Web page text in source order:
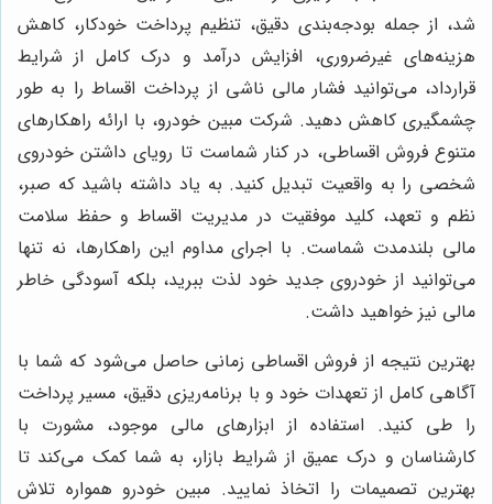
شد، از جمله بودجه‌بندی دقیق، تنظیم پرداخت خودکار، کاهش
هزینه‌های غیرضروری، افزایش درآمد و درک کامل از شرایط
قرارداد، می‌توانید فشار مالی ناشی از پرداخت اقساط را به طور
چشمگیری کاهش دهید. شرکت مبین خودرو، با ارائه راهکارهای
متنوع فروش اقساطی، در کنار شماست تا رویای داشتن خودروی
شخصی را به واقعیت تبدیل کنید. به یاد داشته باشید که صبر،
نظم و تعهد، کلید موفقیت در مدیریت اقساط و حفظ سلامت
مالی بلندمدت شماست. با اجرای مداوم این راهکارها، نه تنها
می‌توانید از خودروی جدید خود لذت ببرید، بلکه آسودگی خاطر
مالی نیز خواهید داشت.
بهترین نتیجه از فروش اقساطی زمانی حاصل می‌شود که شما با
آگاهی کامل از تعهدات خود و با برنامه‌ریزی دقیق، مسیر پرداخت
را طی کنید. استفاده از ابزارهای مالی موجود، مشورت با
کارشناسان و درک عمیق از شرایط بازار، به شما کمک می‌کند تا
بهترین تصمیمات را اتخاذ نمایید. مبین خودرو همواره تلاش